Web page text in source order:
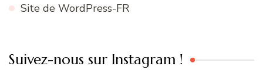
Site de WordPress-FR
Suivez-nous sur Instagram !